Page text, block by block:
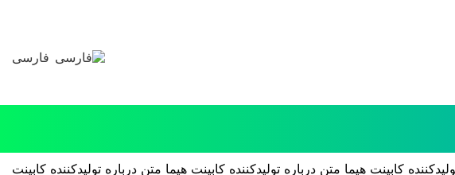
فارسی
کابینت هیما متن درباره تولیدکننده کابینت هیما متن درباره تولیدکننده کابینت